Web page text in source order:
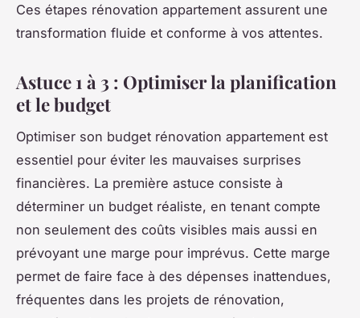
Ces étapes rénovation appartement assurent une
transformation fluide et conforme à vos attentes.
Astuce 1 à 3 : Optimiser la planification
et le budget
Optimiser son budget rénovation appartement est
essentiel pour éviter les mauvaises surprises
financières. La première astuce consiste à
déterminer un budget réaliste, en tenant compte
non seulement des coûts visibles mais aussi en
prévoyant une marge pour imprévus. Cette marge
permet de faire face à des dépenses inattendues,
fréquentes dans les projets de rénovation,